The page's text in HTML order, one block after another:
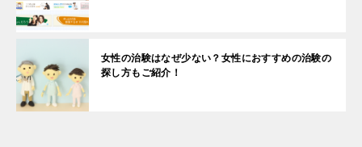
女性の治験はなぜ少ない？女性におすすめの治験の
探し方もご紹介！